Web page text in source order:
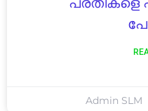
പ്രതികളെ
Admin SLM